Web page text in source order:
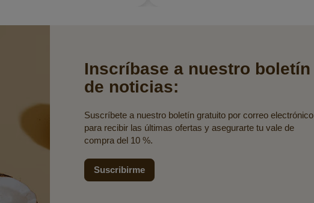
Inscríbase a nuestro boletín
de noticias:
Suscríbete a nuestro boletín gratuito por correo electrónico
para recibir las últimas ofertas y asegurarte tu vale de
compra del 10 %.
Suscribirme